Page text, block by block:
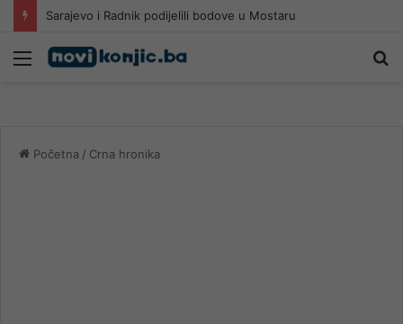
Sarajevo i Radnik podijelili bodove u Mostaru
Meni
Početna / Crna hronika